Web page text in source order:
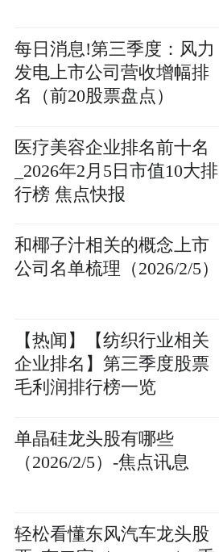
每日消息!第三季度：风力
发电上市公司营收增幅排
名（前20股票盘点）
医疗美容企业排名前十名
_2026年2月5日市值10大排
行榜 焦点快报
和椰子汁相关的概念上市
公司名单梳理（2026/2/5）
【热闻】【纺织行业相关
企业排名】第三季度股票
毛利润排行榜一览
单晶硅龙头股有哪些
（2026/2/5）-焦点讯息
轻松看懂东风汽车龙头股